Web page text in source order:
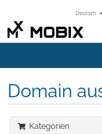
Deutsch
Domain
Kategorien